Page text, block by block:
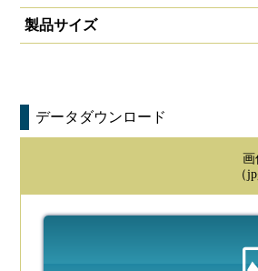
製品サイズ
データダウンロード
画
（